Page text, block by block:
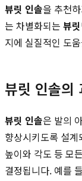
뷰릿 인솔을 추천
는 차별화되는 뷰릿
지에 실질적인 도
뷰릿 인솔의
뷰릿 인솔은 발의
향상시키도록 설
높이와 각도 등 모
결정됩니다. 예를